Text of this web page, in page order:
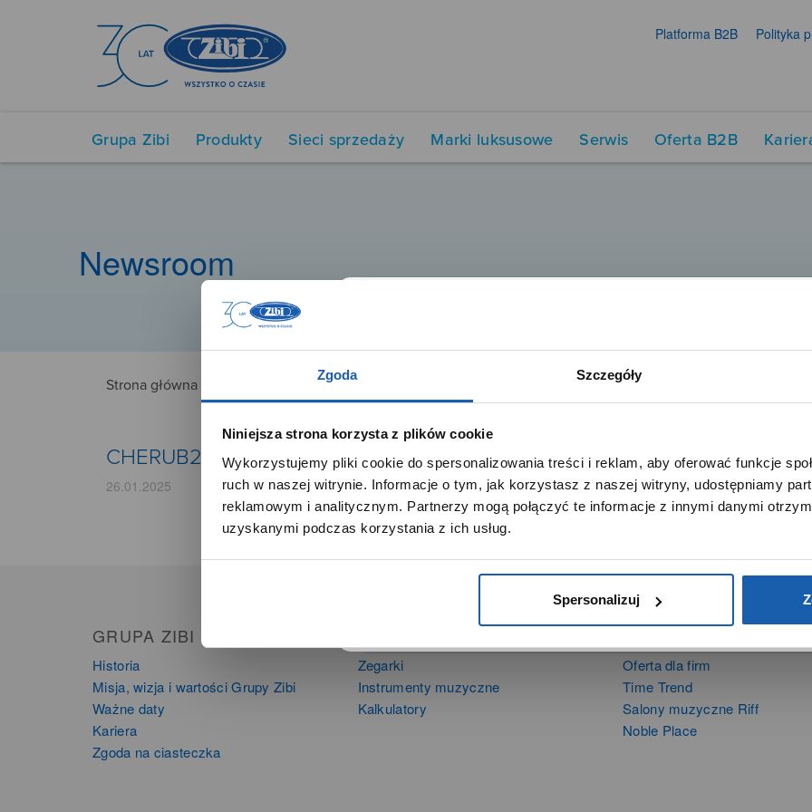
Zgoda Szczegóły
Niniejsza strona korzysta z plików cookie
Wykorzystujemy pliki cookie do spersonalizowania treści i reklam, aby oferować funkcje
ruch w naszej witrynie. Informacje o tym, jak korzystasz z naszej witryny, udostępniamy
reklamowym i analitycznym. Partnerzy mogą połączyć te informacje z innymi danymi
uzyskanymi podczas korzystania z ich usług.
Spersonalizuj
Platforma B2B Polityka
Grupa Zibi Produkty Sieci sprzedaży Marki luksusowe Serwis Oferta B2B
Newsroom
Strona główna
CHERUB27
26.01.2025
GRUPA ZIBI
Historia
Misja, wizja i wartości Grupy Zibi
Ważne daty
Kariera
Zgoda na ciasteczka
Zegarki
Instrumenty muzyczne
Kalkulatory
Oferta dla firm
Time Trend
Salony muzyczne Riff
Noble Place
SZANOWNA UŻYTKOWNICZKO
Używamy plików cookie w celach analitycznych, statystycznych
marketingowych, w tym aby analizować ruch w tej witrynie,
optymalizować jej działanie oraz zapamiętywać Twoje preferencje.
DOWIEDZ SIĘ WIĘCEJ PRZEJDŹ DO SERWISU